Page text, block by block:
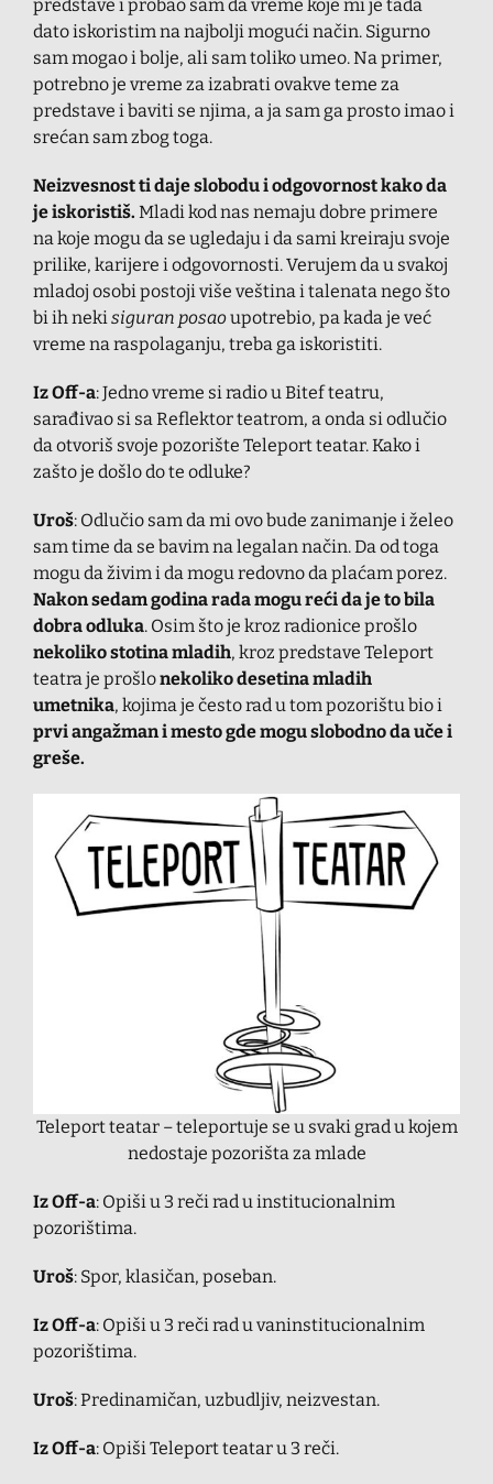
predstave i probao sam da vreme koje mi je tada
dato iskoristim na najbolji mogući način. Sigurno
sam mogao i bolje, ali sam toliko umeo. Na primer,
potrebno je vreme za izabrati ovakve teme za
predstave i baviti se njima, a ja sam ga prosto imao i
srećan sam zbog toga.
Neizvesnost ti daje slobodu i odgovornost kako da
je iskoristiš. Mladi kod nas nemaju dobre primere
na koje mogu da se ugledaju i da sami kreiraju svoje
prilike, karijere i odgovornosti. Verujem da u svakoj
mladoj osobi postoji više veština i talenata nego što
bi ih nekisiguran posaoupotrebio, pa kada je već
vreme na raspolaganju, treba ga iskoristiti.
Iz Off-a: Jedno vreme si radio u Bitef teatru,
sarađivao si sa Reflektor teatrom, a onda si odlučio
da otvoriš svoje pozorište Teleport teatar. Kako i
zašto je došlo do te odluke?
Uroš: Odlučio sam da mi ovo bude zanimanje i želeo
sam time da se bavim na legalan način. Da od toga
mogu da živim i da mogu redovno da plaćam porez.
Nakon sedam godina rada mogu reći da je to bila
dobra odluka. Osim što je kroz radionice prošlo
nekoliko stotina mladih, kroz predstave Teleport
teatra je prošlonekoliko desetina mladih
umetnika, kojima je često rad u tom pozorištu bio i
prvi angažman i mesto gde mogu slobodno da uče i
greše.
Teleport teatar –teleportuje se u svaki grad u kojem
nedostaje pozorišta za mlade
Iz Off-a: Opiši u 3 reči rad u institucionalnim
pozorištima.
Uroš: Spor, klasičan, poseban.
Iz Off-a: Opiši u 3 reči rad u vaninstitucionalnim
pozorištima.
Uroš: Predinamičan, uzbudljiv, neizvestan.
Iz Off-a: Opiši Teleport teatar u 3 reči.